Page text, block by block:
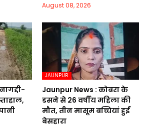
August 08, 2026
JAUNPUR
Jaunpur News : कोबरा के
डसने से 26 वर्षीय महिला की
मौत, तीन मासूम बच्चियां हुईं
बेसहारा